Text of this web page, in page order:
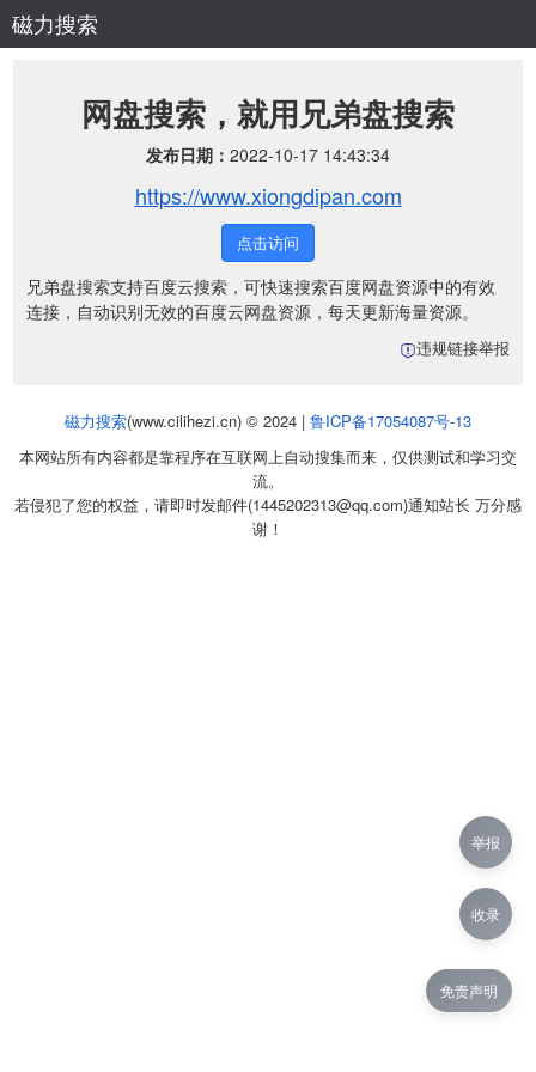
磁力搜索
网盘搜索，就用兄弟盘搜索
发布日期： 2022-10-17 14:43:34
https://www.xiongdipan.com
点击访问
兄弟盘搜索支持百度云搜索，可快速搜索百度网盘资源中的有效
连接，自动识别无效的百度云网盘资源，每天更新海量资源。
违规链接举报
磁力搜索(www.cilihezi.cn) © 2024 | 鲁ICP备17054087号-13
本网站所有内容都是靠程序在互联网上自动搜集而来，仅供测试和学习交
流。
若侵犯了您的权益，请即时发邮件(1445202313@qq.com)通知站长 万分感
谢！
免责声明
举报
收录